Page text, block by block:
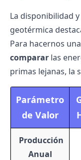
La disponibilidad
geotérmica
Para hacernos
comparar las
primas lejanas, la
Parámetro
de Valor
️ Producción
Anual